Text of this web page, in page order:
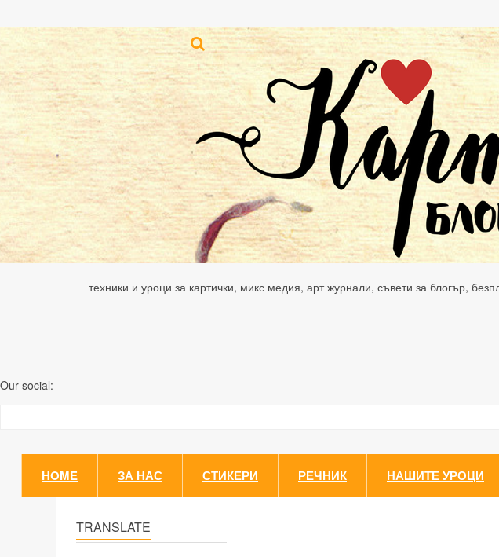
техники и уроци за картички, микс медия, арт журнали, съвети за блогър,
Our social:
HOME ЗА НАС СТИКЕРИ РЕЧНИК НАШИТЕ УРОЦИ
TRANSLATE